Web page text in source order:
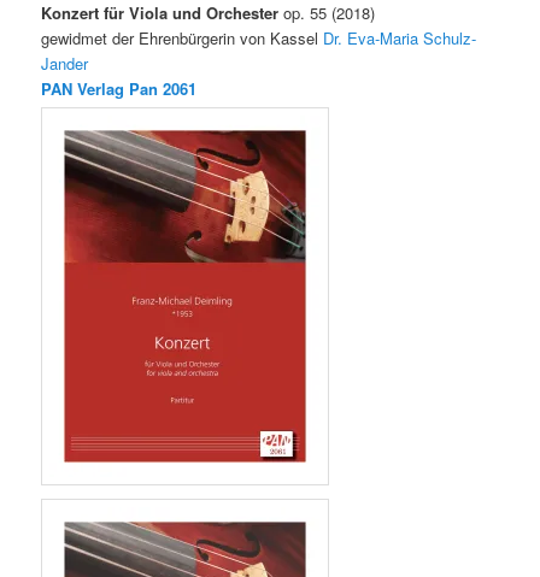
Konzert für Viola und Orchester op. 55 (2018)
gewidmet der Ehrenbürgerin von Kassel Dr. Eva-Maria Schulz-
Jander
PAN Verlag Pan 2061